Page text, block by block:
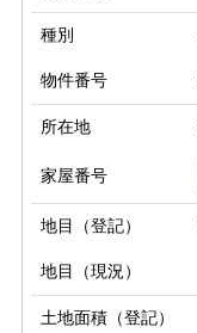
種別
物件番号
所在地
家屋番号
地目（登記）
地目（現況）
土地面積（登記）